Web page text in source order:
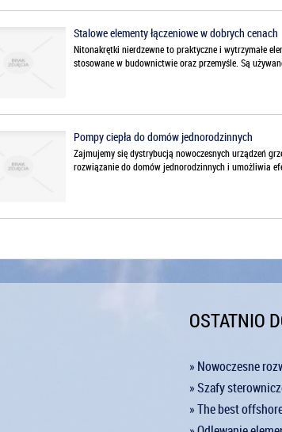
Stalowe elementy łączeniowe w dobrych cenach
Nitonakrętki nierdzewne to praktyczne i wytrzymałe
stosowane w budownictwie oraz przemyśle. Są
Pompy ciepła do domów jednorodzinnych
Zajmujemy się dystrybucją nowoczesnych urządzeń
rozwiązanie do domów jednorodzinnych i umożliwia
OSTATNIO
» Nowoczesne
» Szafy
» The best